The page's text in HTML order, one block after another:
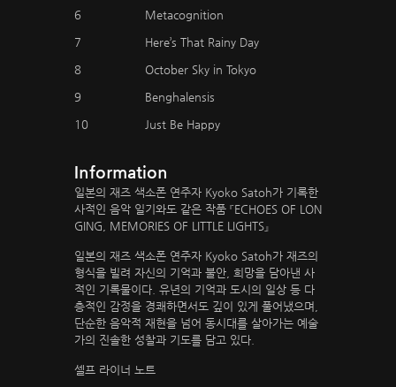
6 Metacognition
7 Here’s That Rainy Day
8 October Sky in Tokyo
9 Benghalensis
10 Just Be Happy
Information
일본의 재즈 색소폰 연주자 Kyoko Satoh가 기록한
사적인 음악 일기와도 같은 작품 『ECHOES OF LON
GING, MEMORIES OF LITTLE LIGHTS』
일본의 재즈 색소폰 연주자 Kyoko Satoh가 재즈의
형식을 빌려 자신의 기억과 불안, 희망을 담아낸 사
적인 기록물이다. 유년의 기억과 도시의 일상 등 다
층적인 감정을 경쾌하면서도 깊이 있게 풀어냈으며,
단순한 음악적 재현을 넘어 동시대를 살아가는 예술
가의 진솔한 성찰과 기도를 담고 있다.
셀프 라이너 노트